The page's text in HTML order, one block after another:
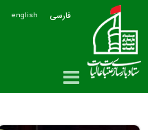
فارسی english